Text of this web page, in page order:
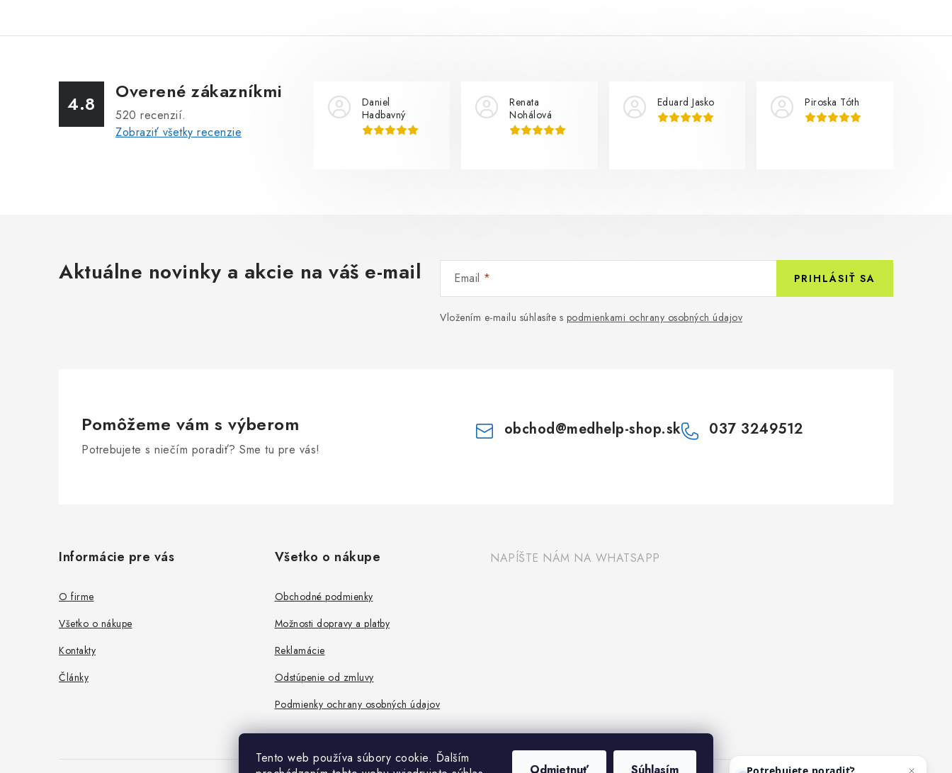
Tento web používa súbory cookie. Ďalším
4.8
Overené zákazníkmi
520 recenzií.
Zobraziť všetky recenzie
Daniel
Hadbavný
Renata
Nohálová
Eduard Jasko Piroska Tóth
Aktuálne novinky a akcie na váš e-mail Email
Vložením e-mailu súhlasíte s podmienkami ochrany osobných údajov
PRIHLÁSIŤ SA
Pomôžeme vám s výberom
Potrebujete s niečím poradiť? Sme tu pre vás!
obchod@medhelp-shop.sk 037 3249512
Informácie pre vás
O firme
Všetko o nákupe
Kontakty
Články
Všetko o nákupe
Obchodné podmienky
Možnosti dopravy a platby
Reklamácie
Odstúpenie od zmluvy
Podmienky ochrany osobných údajov
NAPÍŠTE NÁM NA WHATSAPP